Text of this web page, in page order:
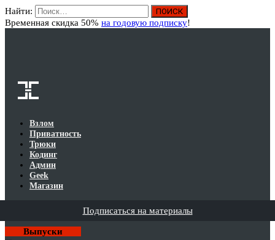
Найти:
Временная скидка 50% на годовую подписку!
Взлом
Приватность
Трюки
Кодинг
Админ
Geek
Магазин
Подписаться на материалы
Выпуски